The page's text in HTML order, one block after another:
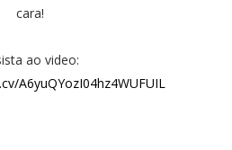
cara!
ao video:
A6yuQYozI04hz4WUFUIL